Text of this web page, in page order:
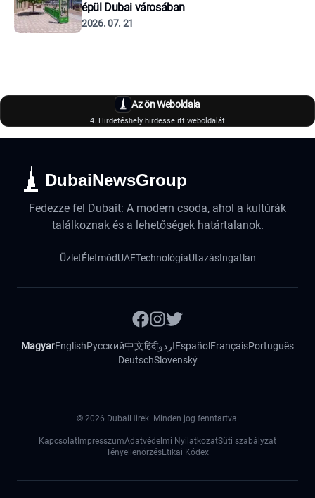
épül Dubai városában
2026. 07. 21
Az ön Weboldala
4. Hirdetéshely hirdesse itt weboldalát
DubaiNewsGroup
Fedezze fel Dubait: A modern csoda, ahol a kultúrák
találkoznak és a lehetőségek határtalanok.
ÜzletÉletmódUAETechnológiaUtazásIngatlan
MagyarEnglishРусский中文हिंदीاردوEspañol FrançaisPortuguês
DeutschSlovenský
© 2026 DubaiHirek. Minden jog fenntartva.
Kapcsolat ImpresszumAdatvédelmi NyilatkozatSüti szabályzat
TényellenörzésEtikai Kódex